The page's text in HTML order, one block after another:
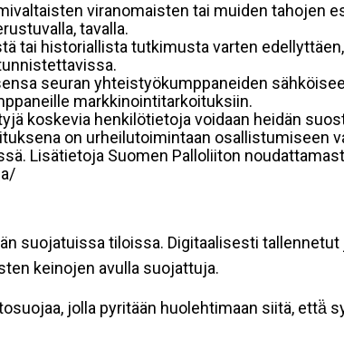
viranomaisten tai muiden tahojen
tavalla.
tai historiallista tutkimusta varten
seuran yhteistyökumppaneiden
markkinointitarkoituksiin.
koskevia henkilötietoja voidaan heidän
on urheilutoimintaan osallistumiseen
Lisätietoja Suomen Palloliiton
suojatuissa tiloissa. Digitaalisesti
keinojen avulla suojattuja.
jolla pyritään huolehtimaan siitä, että̈